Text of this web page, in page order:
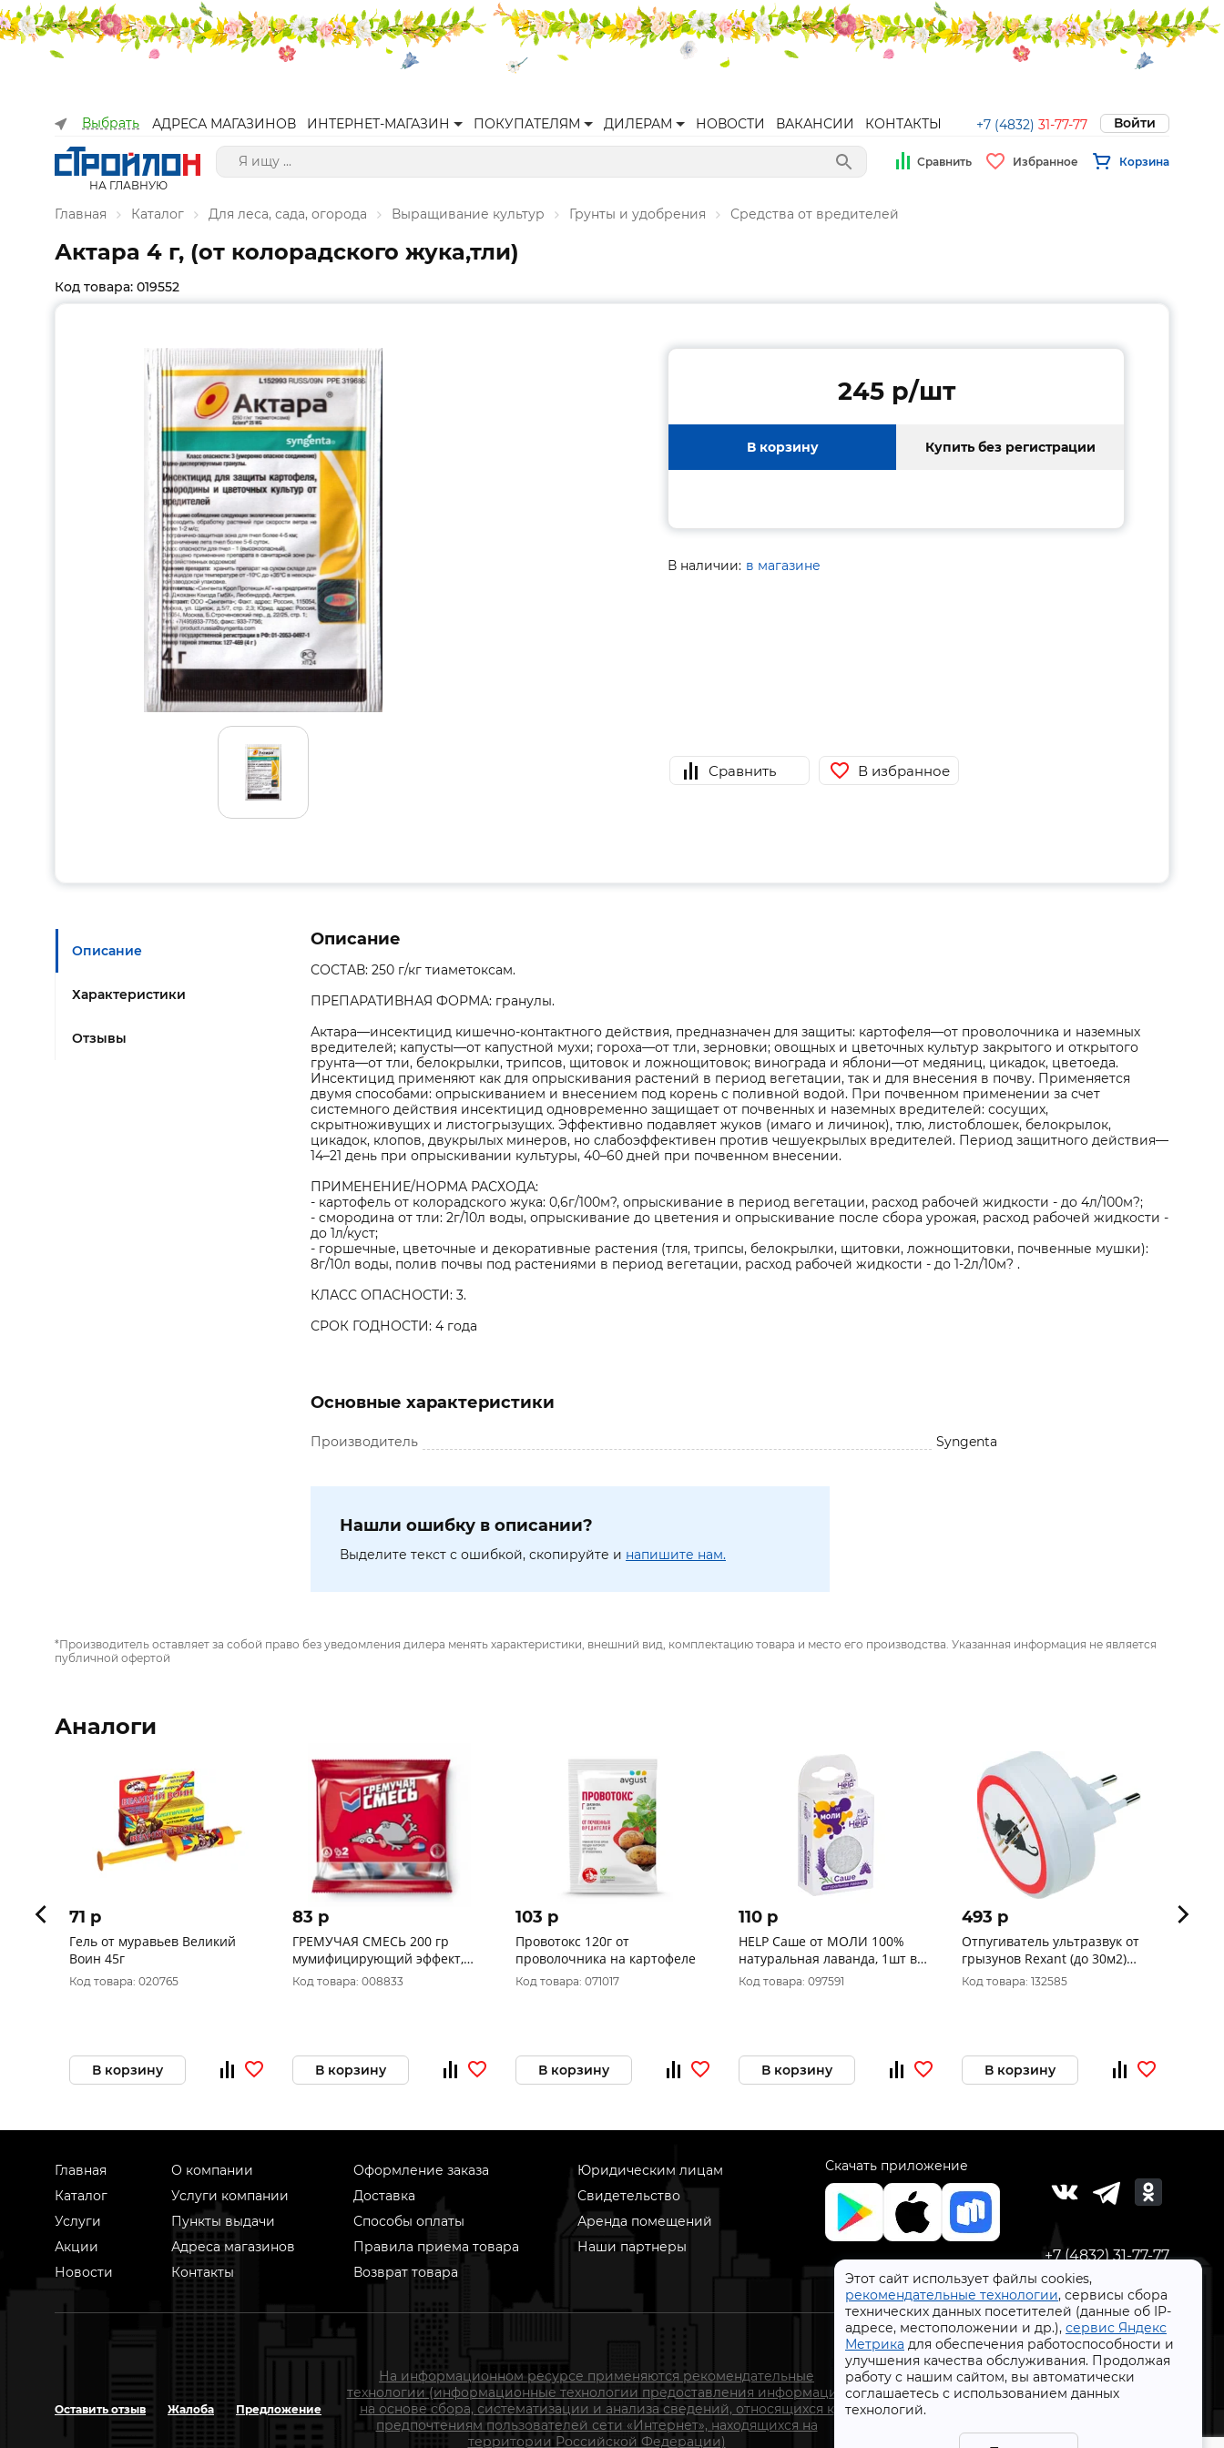
Выбрать АДРЕСА МАГАЗИНОВ ИНТЕРНЕТ-МАГАЗИН ПОКУПАТЕЛЯМ ДИЛЕРАМ НОВОСТИ ВАКАНСИИ КОНТАКТЫ +7 (4832) 31-77-77 Войти
НА ГЛАВНУЮ
Сравнить Избранное Корзина
Главная Каталог Для леса, сада, огорода Выращивание культур Грунты и удобрения Средства от вредителей
Этот сайт использует файлы cookies,
рекомендательные технологии, сервисы сбора
технических данных посетителей (данные об IP-
адресе, местоположении и др.), сервис Яндекс
Метрика для обеспечения работоспособности и
улучшения качества обслуживания. Продолжая
работу с нашим сайтом, вы автоматически
соглашаетесь с использованием данных
технологий.
Актара 4 г, (от колорадского жука,тли)
Код товара: 019552
245 p/шт
В корзину Купить без регистрации
В наличии: в магазине
Сравнить В избранное
Описание
Характеристики
Отзывы
Описание
СОСТАВ: 250 г/кг тиаметоксам.
ПРЕПАРАТИВНАЯ ФОРМА: гранулы.
Актара—инсектицид кишечно-контактного действия, предназначен для защиты: картофеля—от проволочника и наземных
вредителей; капусты—от капустной мухи; гороха—от тли, зерновки; овощных и цветочных культур закрытого и открытого
грунта—от тли, белокрылки, трипсов, щитовок и ложнощитовок; винограда и яблони—от медяниц, цикадок, цветоеда.
Инсектицид применяют как для опрыскивания растений в период вегетации, так и для внесения в почву. Применяется
двумя способами: опрыскиванием и внесением под корень с поливной водой. При почвенном применении за счет
системного действия инсектицид одновременно защищает от почвенных и наземных вредителей: сосущих,
скрытноживущих и листогрызущих. Эффективно подавляет жуков (имаго и личинок), тлю, листоблошек, белокрылок,
цикадок, клопов, двукрылых минеров, но слабоэффективен против чешуекрылых вредителей. Период защитного действия—
14–21 день при опрыскивании культуры, 40–60 дней при почвенном внесении.
ПРИМЕНЕНИЕ/НОРМА РАСХОДА:
- картофель от колорадского жука: 0,6г/100м?, опрыскивание в период вегетации, расход рабочей жидкости - до 4л/100м?;
- смородина от тли: 2г/10л воды, опрыскивание до цветения и опрыскивание после сбора урожая, расход рабочей жидкости -
до 1л/куст;
- горшечные, цветочные и декоративные растения (тля, трипсы, белокрылки, щитовки, ложнощитовки, почвенные мушки):
8г/10л воды, полив почвы под растениями в период вегетации, расход рабочей жидкости - до 1-2л/10м? .
КЛАСС ОПАСНОСТИ: 3.
СРОК ГОДНОСТИ: 4 года
Основные характеристики
Производитель Syngenta
Нашли ошибку в описании?
Выделите текст с ошибкой, скопируйте и напишите нам.
*Производитель оставляет за собой право без уведомления дилера менять характеристики, внешний вид, комплектацию товара и место его производства. Указанная информация не является
публичной офертой
Аналоги
71 p
Гель от муравьев Великий
Воин 45г
Код товара: 020765
В корзину
83 p
ГРЕМУЧАЯ СМЕСЬ 200 гр
мумифицирующий эффект,
тесто брикет
Код товара: 008833
В корзину
103 p
Провотокс 120г от
проволочника на картофеле
Код товара: 071017
В корзину
110 p
HELP Саше от МОЛИ 100%
натуральная лаванда, 1шт в
уп
Код товара: 097591
В корзину
493 p
Отпугиватель ультразвук от
грызунов Rexant (до 30м2)
6*6см (220V, 5W) 71-0028
Код товара: 132585
В корзину
Главная
Каталог
Услуги
Акции
Новости
О компании
Услуги компании
Пункты выдачи
Адреса магазинов
Контакты
Оформление заказа
Доставка
Способы оплаты
Правила приема товара
Возврат товара
Юридическим лицам
Свидетельство
Аренда помещений
Наши партнеры
Скачать приложение
+7 (4832) 31-77-77
Оставить отзыв Жалоба Предложение
На информационном ресурсе применяются рекомендательные
технологии (информационные технологии предоставления информации
на основе сбора, систематизации и анализа сведений, относящихся к
предпочтениям пользователей сети «Интернет», находящихся на
территории Российской Федерации)
СтройлоН 1998-2026 г.
Публичная оферта
Обработка персональных данных
Политика конфиденциальности сервисов Яндекс